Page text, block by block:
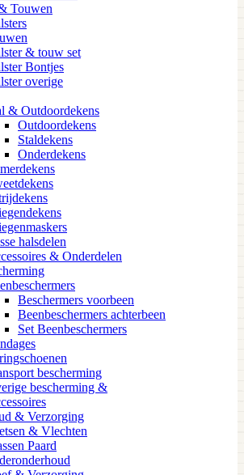
Touwen
& touw set
Bontjes
overige
& Outdoordekens
Outdoordekens
Staldekens
Onderdekens
halsdelen
& Onderdelen
Beschermers voorbeen
Beenbeschermers achterbeen
Set Beenbeschermers
bescherming
bescherming &
& Verzorging
& Vlechten
Paard